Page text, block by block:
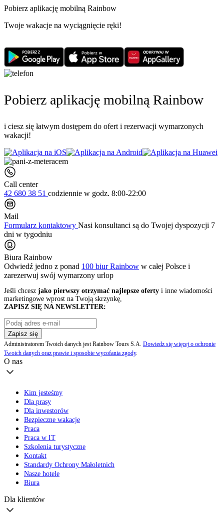
Pobierz aplikację mobilną Rainbow
Twoje wakacje na wyciągnięcie ręki!
Pobierz aplikację mobilną Rainbow
i ciesz się łatwym dostępem do ofert i rezerwacji wymarzonych
wakacji!
Call center
42 680 38 51 codziennie w godz. 8:00-22:00
Mail
Formularz kontaktowy Nasi konsultanci są do Twojej dyspozycji 7
dni w tygodniu
Biura Rainbow
Odwiedź jedno z ponad 100 biur Rainbow w całej Polsce i
zarezerwuj swój wymarzony urlop
Jeśli chcesz jako pierwszy otrzymać najlepsze oferty i inne wiadomości
marketingowe wprost na Twoją skrzynkę,
ZAPISZ SIĘ NA NEWSLETTER:
Zapisz się
Administratorem Twoich danych jest Rainbow Tours S.A. Dowiedz się więcej o ochronie
Twoich danych oraz prawie i sposobie wycofania zgody.
O nas
Kim jesteśmy
Dla prasy
Dla inwestorów
Bezpieczne wakacje
Praca
Praca w IT
Szkolenia turystyczne
Kontakt
Standardy Ochrony Małoletnich
Nasze hotele
Biura
Dla klientów